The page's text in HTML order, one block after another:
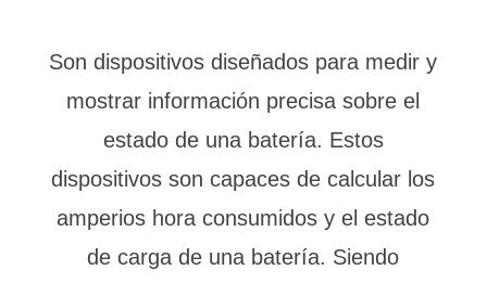
Son dispositivos diseñados para medir y
mostrar información precisa sobre el
estado de una batería. Estos
dispositivos son capaces de calcular los
amperios hora consumidos y el estado
de carga de una batería. Siendo